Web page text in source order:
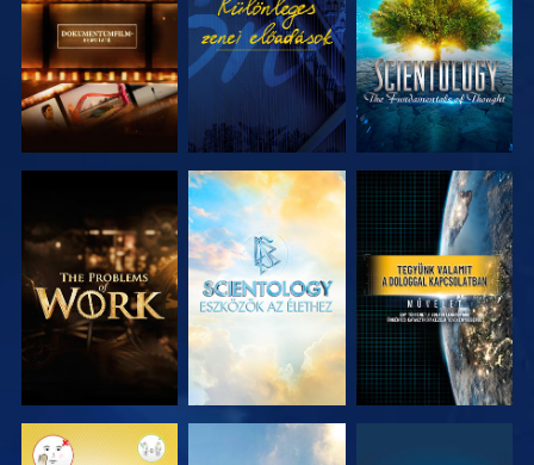
RÉSZEI
RÉSZEI
A SOROZAT
RÉSZEI
A SOROZAT
RÉSZEI
MŰSORNÉZÉS